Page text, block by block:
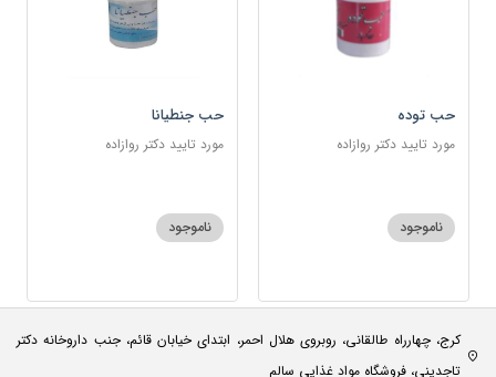
حب توده
مورد تایید دکتر روازاده
ناموجود
حب جنطیانا
مورد تایید دکتر روازاده
ناموجود
کرج، چهارراه طالقانی، روبروی هلال احمر، ابتدای خیابان قائم، جنب داروخانه دکتر
تاجدینی، فروشگاه مواد غذایی سالم